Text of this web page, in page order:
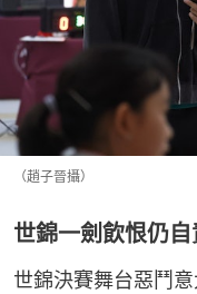
（趙子晉攝）
世錦一劍飲恨仍
世錦決賽舞台惡鬥